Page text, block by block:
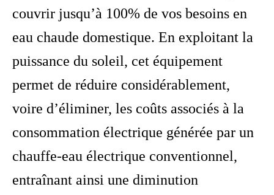
couvrir jusqu’à 100% de vos besoins en
eau chaude domestique. En exploitant la
puissance du soleil, cet équipement
permet de réduire considérablement,
voire d’éliminer, les coûts associés à la
consommation électrique générée par un
chauffe-eau électrique conventionnel,
entraînant ainsi une diminution